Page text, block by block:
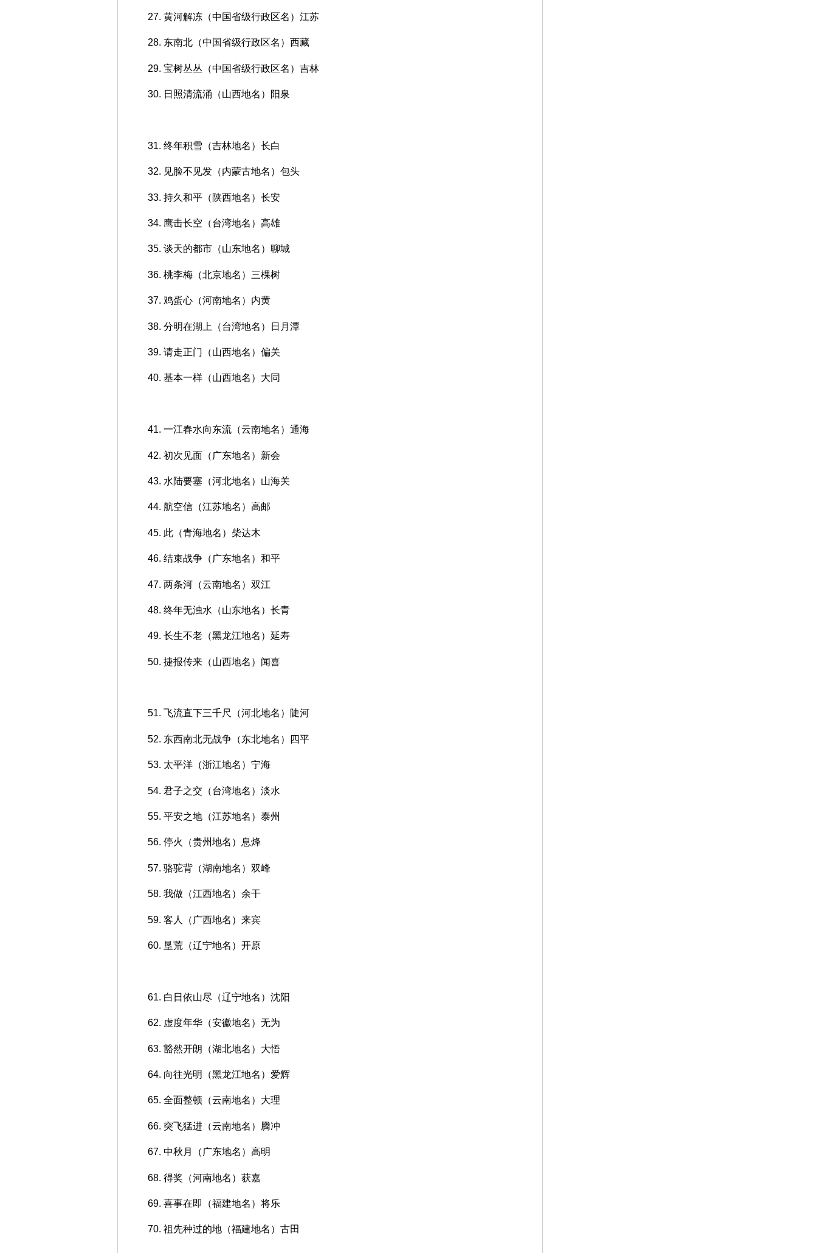
27. 黄河解冻（中国省级行政区名）江苏
28. 东南北（中国省级行政区名）西藏
29. 宝树丛丛（中国省级行政区名）吉林
30. 日照清流涌（山西地名）阳泉
31. 终年积雪（吉林地名）长白
32. 见脸不见发（内蒙古地名）包头
33. 持久和平（陕西地名）长安
34. 鹰击长空（台湾地名）高雄
35. 谈天的都市（山东地名）聊城
36. 桃李梅（北京地名）三棵树
37. 鸡蛋心（河南地名）内黄
38. 分明在湖上（台湾地名）日月潭
39. 请走正门（山西地名）偏关
40. 基本一样（山西地名）大同
41. 一江春水向东流（云南地名）通海
42. 初次见面（广东地名）新会
43. 水陆要塞（河北地名）山海关
44. 航空信（江苏地名）高邮
45. 此（青海地名）柴达木
46. 结束战争（广东地名）和平
47. 两条河（云南地名）双江
48. 终年无浊水（山东地名）长青
49. 长生不老（黑龙江地名）延寿
50. 捷报传来（山西地名）闻喜
51. 飞流直下三千尺（河北地名）陡河
52. 东西南北无战争（东北地名）四平
53. 太平洋（浙江地名）宁海
54. 君子之交（台湾地名）淡水
55. 平安之地（江苏地名）泰州
56. 停火（贵州地名）息烽
57. 骆驼背（湖南地名）双峰
58. 我做（江西地名）余干
59. 客人（广西地名）来宾
60. 垦荒（辽宁地名）开原
61. 白日依山尽（辽宁地名）沈阳
62. 虚度年华（安徽地名）无为
63. 豁然开朗（湖北地名）大悟
64. 向往光明（黑龙江地名）爱辉
65. 全面整顿（云南地名）大理
66. 突飞猛进（云南地名）腾冲
67. 中秋月（广东地名）高明
68. 得奖（河南地名）获嘉
69. 喜事在即（福建地名）将乐
70. 祖先种过的地（福建地名）古田